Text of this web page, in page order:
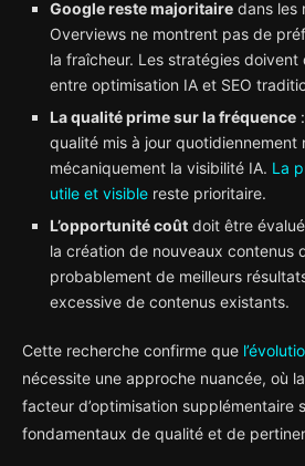
Google reste majoritaire dans les
Overviews ne montrent pas de
la fraîcheur. Les stratégies
entre optimisation IA et SEO
La qualité prime sur la fréquence
qualité mis à jour quotidiennement
mécaniquement la visibilité IA. La
utile et visible reste prioritaire.
L’opportunité coût doit être
la création de nouveaux contenus
probablement de meilleurs
excessive de contenus existants.
Cette recherche confirme que
nécessite une approche nuancée, où
facteur d’optimisation supplémentaire
fondamentaux de qualité et de